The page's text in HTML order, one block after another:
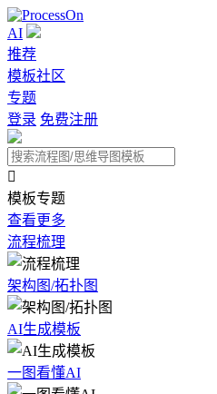
AI
推荐
模板社区
专题
登录 免费注册

模板专题
查看更多
流程梳理
架构图/拓扑图
AI生成模板
一图看懂AI